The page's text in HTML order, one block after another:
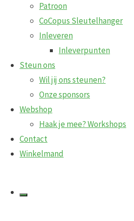
Patroon
CoCopus Sleutelhanger
Inleveren
Inleverpunten
Steun ons
Wil jij ons steunen?
Onze sponsors
Webshop
Haak je mee? Workshops
Contact
Winkelmand
Toont alle 2 resultaten
Grote jongens
€25,00
Kleine popjes